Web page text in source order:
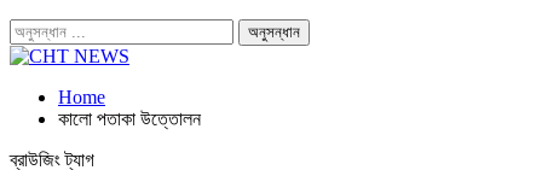
Home
কালো পতাকা উত্তোলন
ব্রাউজিং ট্যাগ